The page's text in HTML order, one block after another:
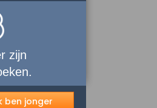
zijn
ben jonger